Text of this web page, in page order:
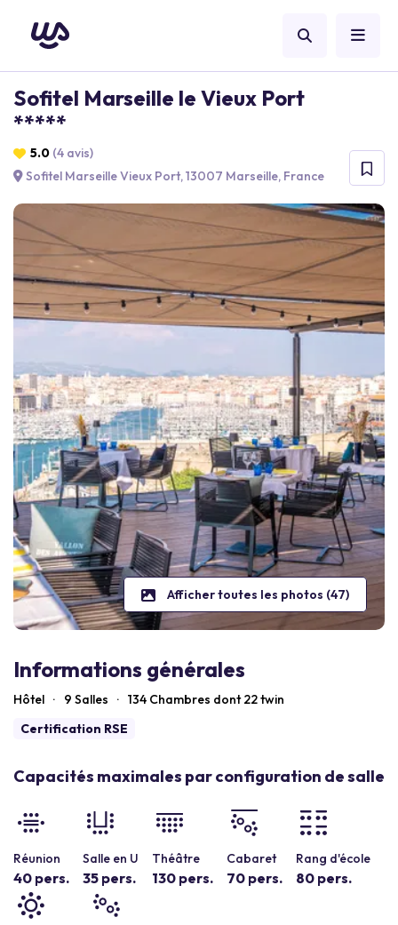
Sofitel Marseille le Vieux Port
*****
5.0 (4 avis)
Sofitel Marseille Vieux Port, 13007 Marseille, France
Afficher toutes les photos (47)
Informations générales
Hôtel · 9 Salles · 134 Chambres dont 22 twin
Certification RSE
Capacités maximales par configuration de salle
Réunion
40 pers.
Salle en U
35 pers.
Théâtre
130 pers.
Cabaret
70 pers.
Rang d'école
80 pers.